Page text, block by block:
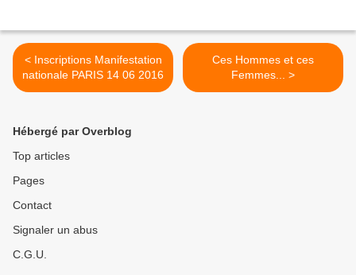
< Inscriptions Manifestation
nationale PARIS 14 06 2016
Ces Hommes et ces
Femmes... >
Hébergé par Overblog
Top articles
Pages
Contact
Signaler un abus
C.G.U.